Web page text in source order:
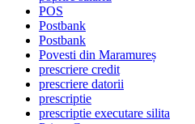
POS
Postbank
Postbank
Povesti din Maramureș
prescriere credit
prescriere datorii
prescriptie
prescriptie executare silita